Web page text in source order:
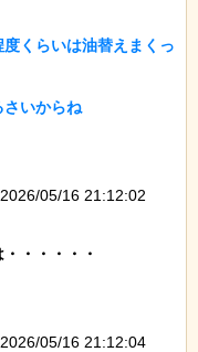
くらいは油替えまくっ
さいからね
05/16 21:12:02
・・・・・
05/16 21:12:04